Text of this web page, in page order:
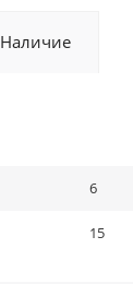
Наличие
6
15